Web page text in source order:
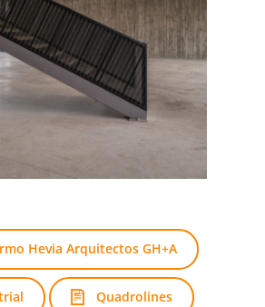
Hevia Arquitectos GH+A
Quadrolines